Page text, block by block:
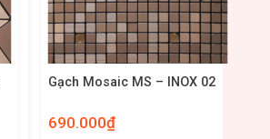
+
Gạch Mosaic MS – INOX 02
690.000₫